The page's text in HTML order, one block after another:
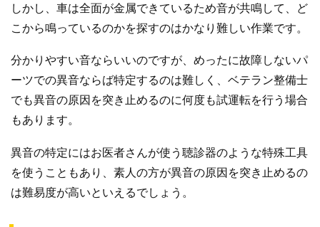
しかし、車は全面が金属できているため音が共鳴して、ど
こから鳴っているのかを探すのはかなり難しい作業です。
分かりやすい音ならいいのですが、めったに故障しないパ
ーツでの異音ならば特定するのは難しく、ベテラン整備士
でも異音の原因を突き止めるのに何度も試運転を行う場合
もあります。
異音の特定にはお医者さんが使う聴診器のような特殊工具
を使うこともあり、素人の方が異音の原因を突き止めるの
は難易度が高いといえるでしょう。